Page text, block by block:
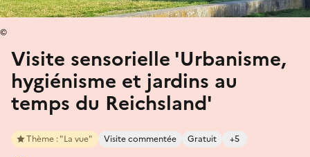
Visite sensorielle 'Urbanisme,
hygiénisme et jardins au
temps du Reichsland'
Thème : "La vue" Visite commentée Gratuit +5
©